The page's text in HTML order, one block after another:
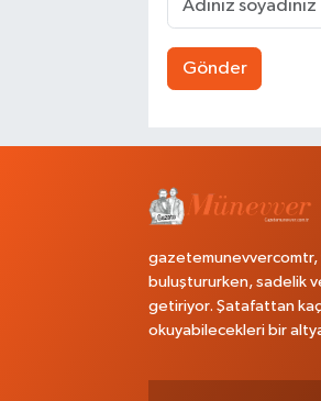
Gönder
gazetemunevvercomtr,
buluştururken, sadelik
getiriyor. Şatafattan
okuyabilecekleri bir